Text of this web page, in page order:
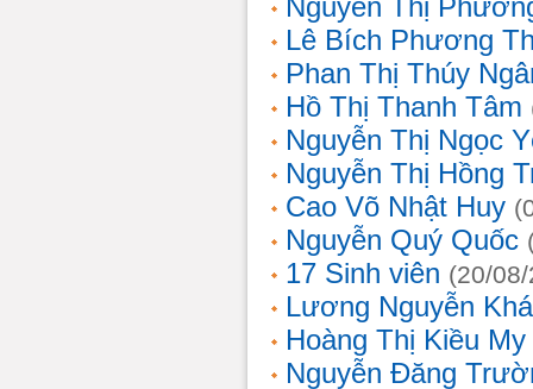
Nguyễn Thị
Lê Bích Phương
Phan Thị Thúy
Hồ Thị Thanh Tâm
Nguyễn Thị Ngọc
Nguyễn Thị Hồng
Cao Võ Nhật Huy
Nguyễn Quý Quốc
17 Sinh viên (20/
Lương Nguyễn
Hoàng Thị Kiều My
Nguyễn Đăng